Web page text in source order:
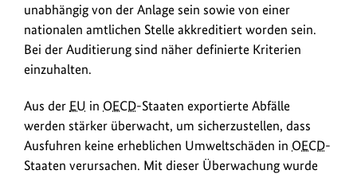
unabhängig von der Anlage sein sowie von einer
nationalen amtlichen Stelle akkreditiert worden sein.
Bei der Auditierung sind näher definierte Kriterien
einzuhalten.
Aus der EU in OECD-Staaten exportierte Abfälle
werden stärker überwacht, um sicherzustellen, dass
Ausfuhren keine erheblichen Umweltschäden in OECD-
Staaten verursachen. Mit dieser Überwachung wurde